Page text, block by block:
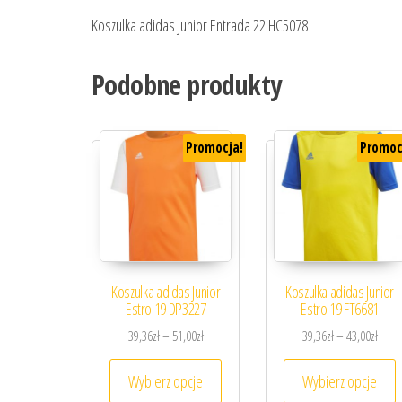
Koszulka adidas Junior Entrada 22 HC5078
Podobne produkty
Promocja!
Koszulka adidas Junior
Estro 19 DP3227
39,36zł– 51,00złZakres cen: od 39,36zł do 51,00zł
Wybierz opcje
Ten produkt ma wiele wariantów.
Koszulka adidas Junior
Estro 19 FT6681
39,36zł–43,00zł
Wybierz opcje